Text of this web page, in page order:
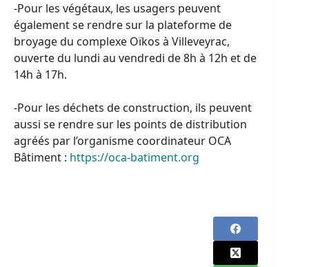
-Pour les végétaux, les usagers peuvent
également se rendre sur la plateforme de
broyage du complexe Oïkos à Villeveyrac,
ouverte du lundi au vendredi de 8h à 12h et de
14h à 17h.
-Pour les déchets de construction, ils peuvent
aussi se rendre sur les points de distribution
agréés par l’organisme coordinateur OCA
Bâtiment : https://oca-batiment.org